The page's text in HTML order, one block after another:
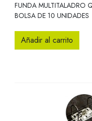
FUNDA MULTITALADRO
BOLSA DE 10 UNIDADES
Añadir al carrito